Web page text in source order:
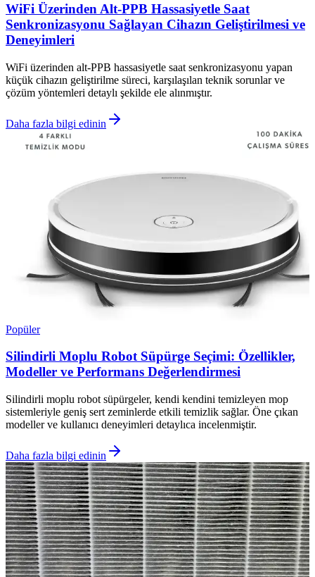
WiFi Üzerinden Alt-PPB Hassasiyetle Saat
Senkronizasyonu Sağlayan Cihazın Geliştirilmesi ve
Deneyimleri
WiFi üzerinden alt-PPB hassasiyetle saat senkronizasyonu yapan
küçük cihazın geliştirilme süreci, karşılaşılan teknik sorunlar ve
çözüm yöntemleri detaylı şekilde ele alınmıştır.
Daha fazla bilgi edinin
Popüler
Silindirli Moplu Robot Süpürge Seçimi: Özellikler,
Modeller ve Performans Değerlendirmesi
Silindirli moplu robot süpürgeler, kendi kendini temizleyen mop
sistemleriyle geniş sert zeminlerde etkili temizlik sağlar. Öne çıkan
modeller ve kullanıcı deneyimleri detaylıca incelenmiştir.
Daha fazla bilgi edinin